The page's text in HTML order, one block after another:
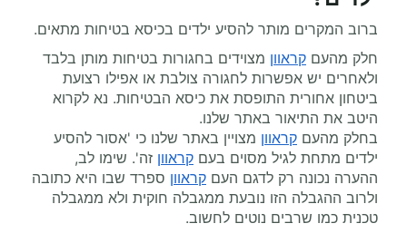
ברוב המקרים מותר להסיע ילדים בכיסא בטיחות מתאים.
חלק מהעם קראוון מצוידים בחגורות בטיחות מותן בלבד
ולאחרים יש אפשרות לחגורה צולבת או אפילו רצועת
ביטחון אחורית התופסת את כיסא הבטיחות. נא לקרוא
היטב את התיאור באתר שלנו.
בחלק מהעם קראוון מצויין באתר שלנו כי 'אסור להסיע
ילדים מתחת לגיל מסוים בעם קראוון זה'. שימו לב,
ההערה נכונה רק לדגם העם קראוון ספרד שבו היא כתובה
ולרוב ההגבלה הזו נובעת ממגבלה חוקית ולא ממגבלה
טכנית כמו שרבים נוטים לחשוב.